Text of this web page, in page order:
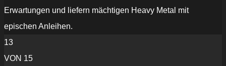
Erwartungen und liefern mächtigen Heavy Metal mit
epischen Anleihen.
13
VON 15